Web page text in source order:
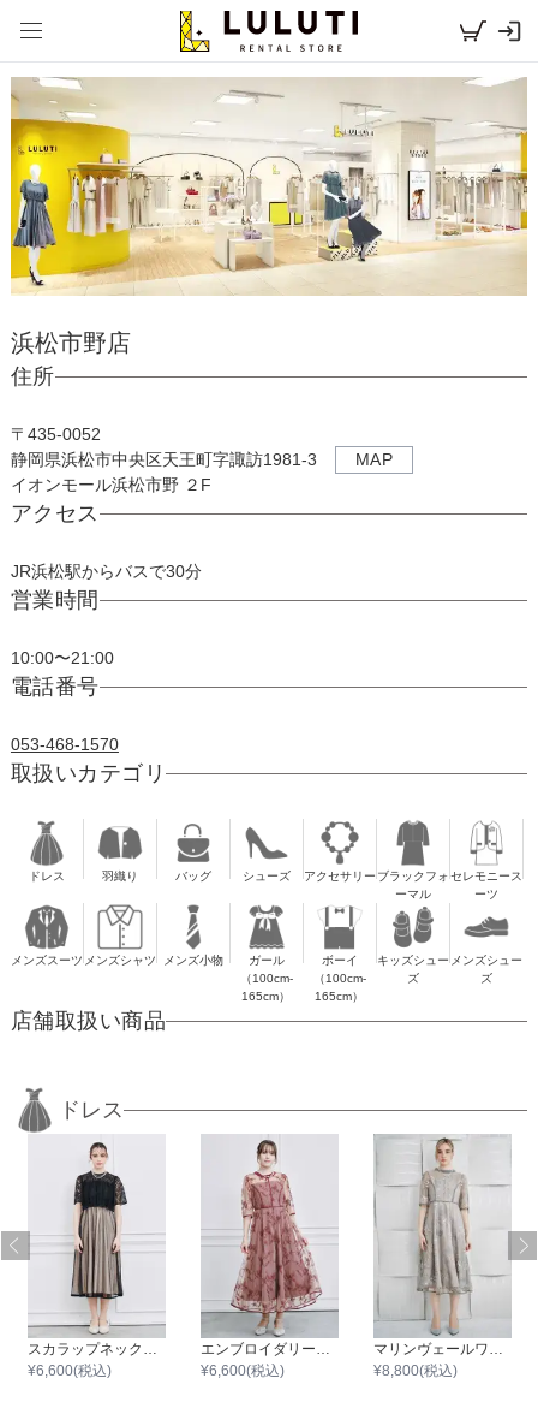
浜松市野店
住所
〒 435-0052
静岡県浜松市中央区天王町字諏訪1981-3
イオンモール浜松市野 ２F
MAP
アクセス
JR浜松駅からバスで30分
営業時間
10:00〜21:00
電話番号
053-468-1570
取扱いカテゴリ
ドレス 羽織り バッグ シューズ アクセサリー ブラックフォ
ーマル
セレモニース
ーツ
メンズスーツ メンズシャツ メンズ小物
ガール
（100cm-
165cm）
ボーイ
（100cm-
165cm）
キッズシュー
ズ
メンズシュー
ズ
店舗取扱い商品
ドレス
スカラップネックレースブラウスワンピース
¥6,600(税込)
エンブロイダリーワンピース
¥6,600(税込)
マリンヴェールワンピース
¥8,800(税込)